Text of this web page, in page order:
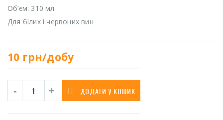
Об’єм: 310 мл
Для білих і червоних вин
10 грн/добу
ДОДАТИ У КОШИК